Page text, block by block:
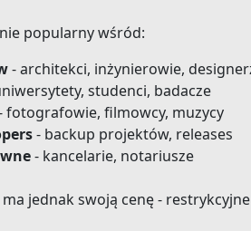
popularny wśród:
- architekci, inżynierowie,
studenci, badacze
fotografowie, filmowcy, muzycy
- backup projektów, releases
- kancelarie, notariusze
ma jednak swoją cenę -